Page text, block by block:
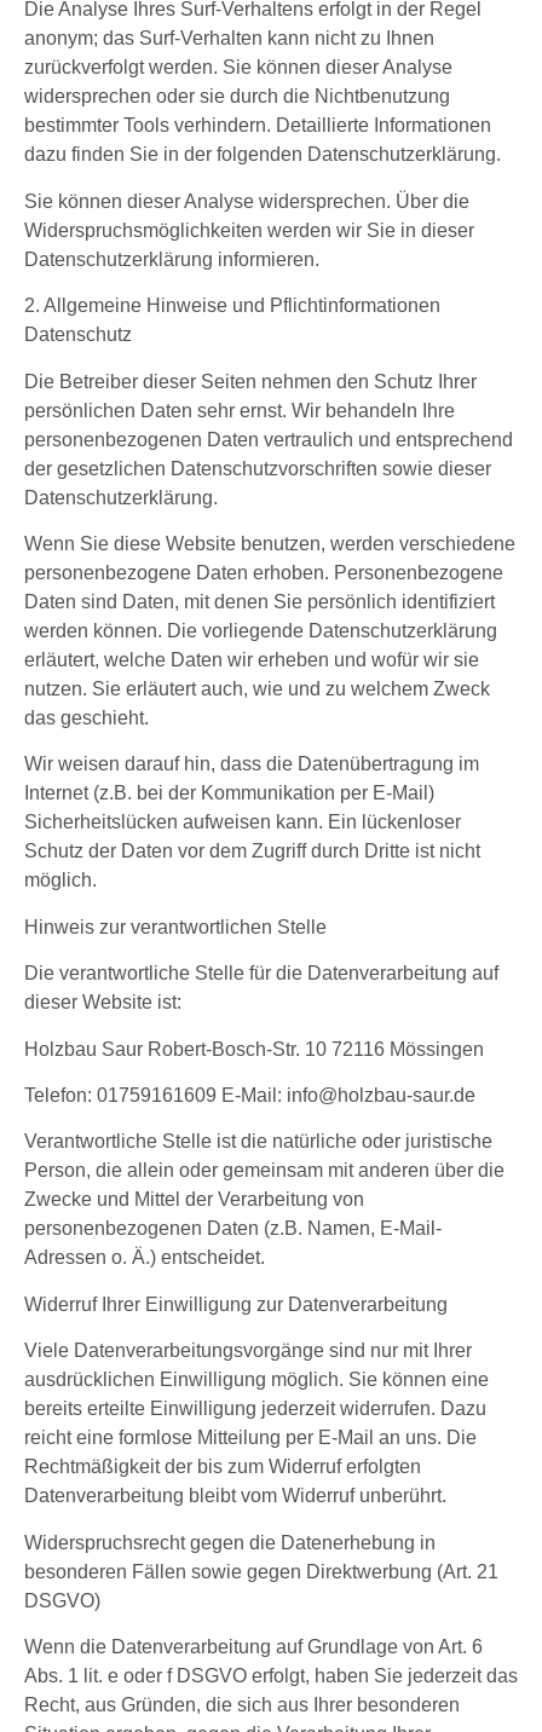
Die Analyse Ihres Surf-Verhaltens erfolgt in der Regel
anonym; das Surf-Verhalten kann nicht zu Ihnen
zurückverfolgt werden. Sie können dieser Analyse
widersprechen oder sie durch die Nichtbenutzung
bestimmter Tools verhindern. Detaillierte Informationen
dazu finden Sie in der folgenden Datenschutzerklärung.
Sie können dieser Analyse widersprechen. Über die
Widerspruchsmöglichkeiten werden wir Sie in dieser
Datenschutzerklärung informieren.
2. Allgemeine Hinweise und Pflichtinformationen
Datenschutz
Die Betreiber dieser Seiten nehmen den Schutz Ihrer
persönlichen Daten sehr ernst. Wir behandeln Ihre
personenbezogenen Daten vertraulich und entsprechend
der gesetzlichen Datenschutzvorschriften sowie dieser
Datenschutzerklärung.
Wenn Sie diese Website benutzen, werden verschiedene
personenbezogene Daten erhoben. Personenbezogene
Daten sind Daten, mit denen Sie persönlich identifiziert
werden können. Die vorliegende Datenschutzerklärung
erläutert, welche Daten wir erheben und wofür wir sie
nutzen. Sie erläutert auch, wie und zu welchem Zweck
das geschieht.
Wir weisen darauf hin, dass die Datenübertragung im
Internet (z.B. bei der Kommunikation per E-Mail)
Sicherheitslücken aufweisen kann. Ein lückenloser
Schutz der Daten vor dem Zugriff durch Dritte ist nicht
möglich.
Hinweis zur verantwortlichen Stelle
Die verantwortliche Stelle für die Datenverarbeitung auf
dieser Website ist:
Holzbau Saur Robert-Bosch-Str. 10 72116 Mössingen
Telefon: 01759161609 E-Mail: info@holzbau-saur.de
Verantwortliche Stelle ist die natürliche oder juristische
Person, die allein oder gemeinsam mit anderen über die
Zwecke und Mittel der Verarbeitung von
personenbezogenen Daten (z.B. Namen, E-Mail-
Adressen o. Ä.) entscheidet.
Widerruf Ihrer Einwilligung zur Datenverarbeitung
Viele Datenverarbeitungsvorgänge sind nur mit Ihrer
ausdrücklichen Einwilligung möglich. Sie können eine
bereits erteilte Einwilligung jederzeit widerrufen. Dazu
reicht eine formlose Mitteilung per E-Mail an uns. Die
Rechtmäßigkeit der bis zum Widerruf erfolgten
Datenverarbeitung bleibt vom Widerruf unberührt.
Widerspruchsrecht gegen die Datenerhebung in
besonderen Fällen sowie gegen Direktwerbung (Art. 21
DSGVO)
Wenn die Datenverarbeitung auf Grundlage von Art. 6
Abs. 1 lit. e oder f DSGVO erfolgt, haben Sie jederzeit das
Recht, aus Gründen, die sich aus Ihrer besonderen